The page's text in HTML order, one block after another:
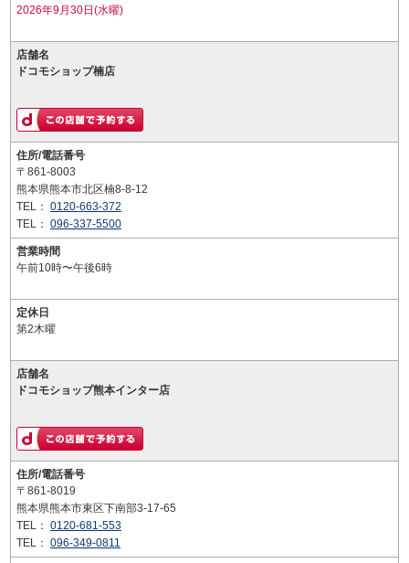
2026年9月30日(水曜)
店舗名
ドコモショップ楠店
住所/電話番号
〒861-8003
熊本県熊本市北区楠8-8-12
TEL： 0120-663-372
TEL： 096-337-5500
営業時間
午前10時〜午後6時
定休日
第2木曜
店舗名
ドコモショップ熊本インター店
住所/電話番号
〒861-8019
熊本県熊本市東区下南部3-17-65
TEL： 0120-681-553
TEL： 096-349-0811